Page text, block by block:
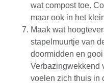
wat compost toe.
maar ook in het
Maak wat
stapelmuurtje van
doormidden en
Verbazingwekkend
voelen zich thuis in